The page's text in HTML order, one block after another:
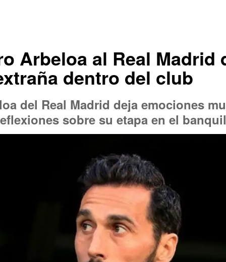
Arbeloa al Real Madrid
dentro del club
del Real Madrid deja emociones
sobre su etapa en el